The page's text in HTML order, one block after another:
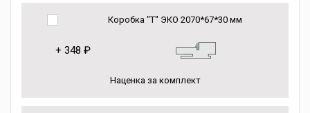
Коробка "Т" ЭКО 2070*67*30 мм
+ 348 ₽
Наценка за комплект